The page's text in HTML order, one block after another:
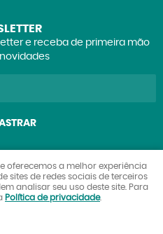
e receba de primeira mão
Brinquedos e Colecionáveis
0001-90
oferecemos a melhor experiência
sites de redes sociais de terceiros
analisar seu uso deste site. Para
Política de privacidade.